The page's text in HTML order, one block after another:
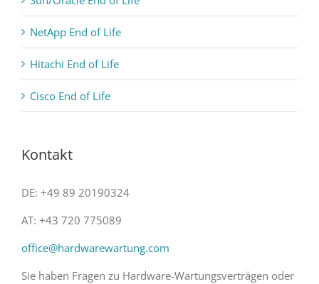
NetApp End of Life
Hitachi End of Life
Cisco End of Life
Kontakt
DE: +49 89 20190324
AT: +43 720 775089
office@hardwarewartung.com
Sie haben Fragen zu Hardware-Wartungsverträgen oder